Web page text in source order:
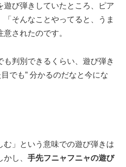
遊び弾きしていたところ、
ピア
「そんなことやってると、うま
されたのです。
判別できるくらい、 遊び弾き
目でも” 分かるのだなと今にな
」
という意味での遊び弾きは
かし、 手先フニャフニャの遊び